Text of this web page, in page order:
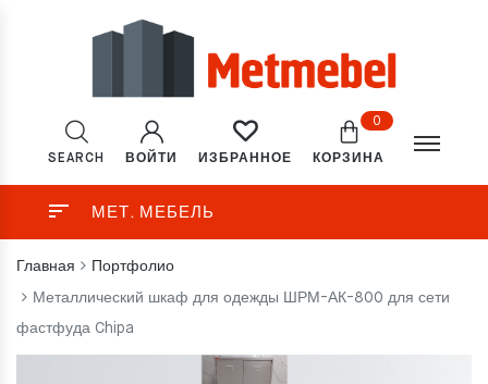
SEARCH ВОЙТИ ИЗБРАННОЕ
0
КОРЗИНА
МЕТ. МЕБЕЛЬ
Главная Портфолио
Металлический шкаф для одежды ШРМ-АК-800 для сети
фастфуда Chipa